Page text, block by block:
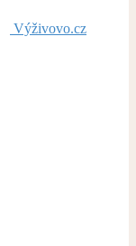
Výživovo.cz